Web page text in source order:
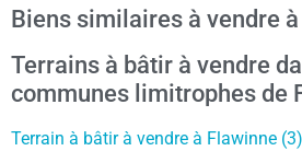
Biens similaires à vendre
Terrains à bâtir à vendre
communes limitrophes de
Terrain à bâtir à vendre à Flawinne (3)